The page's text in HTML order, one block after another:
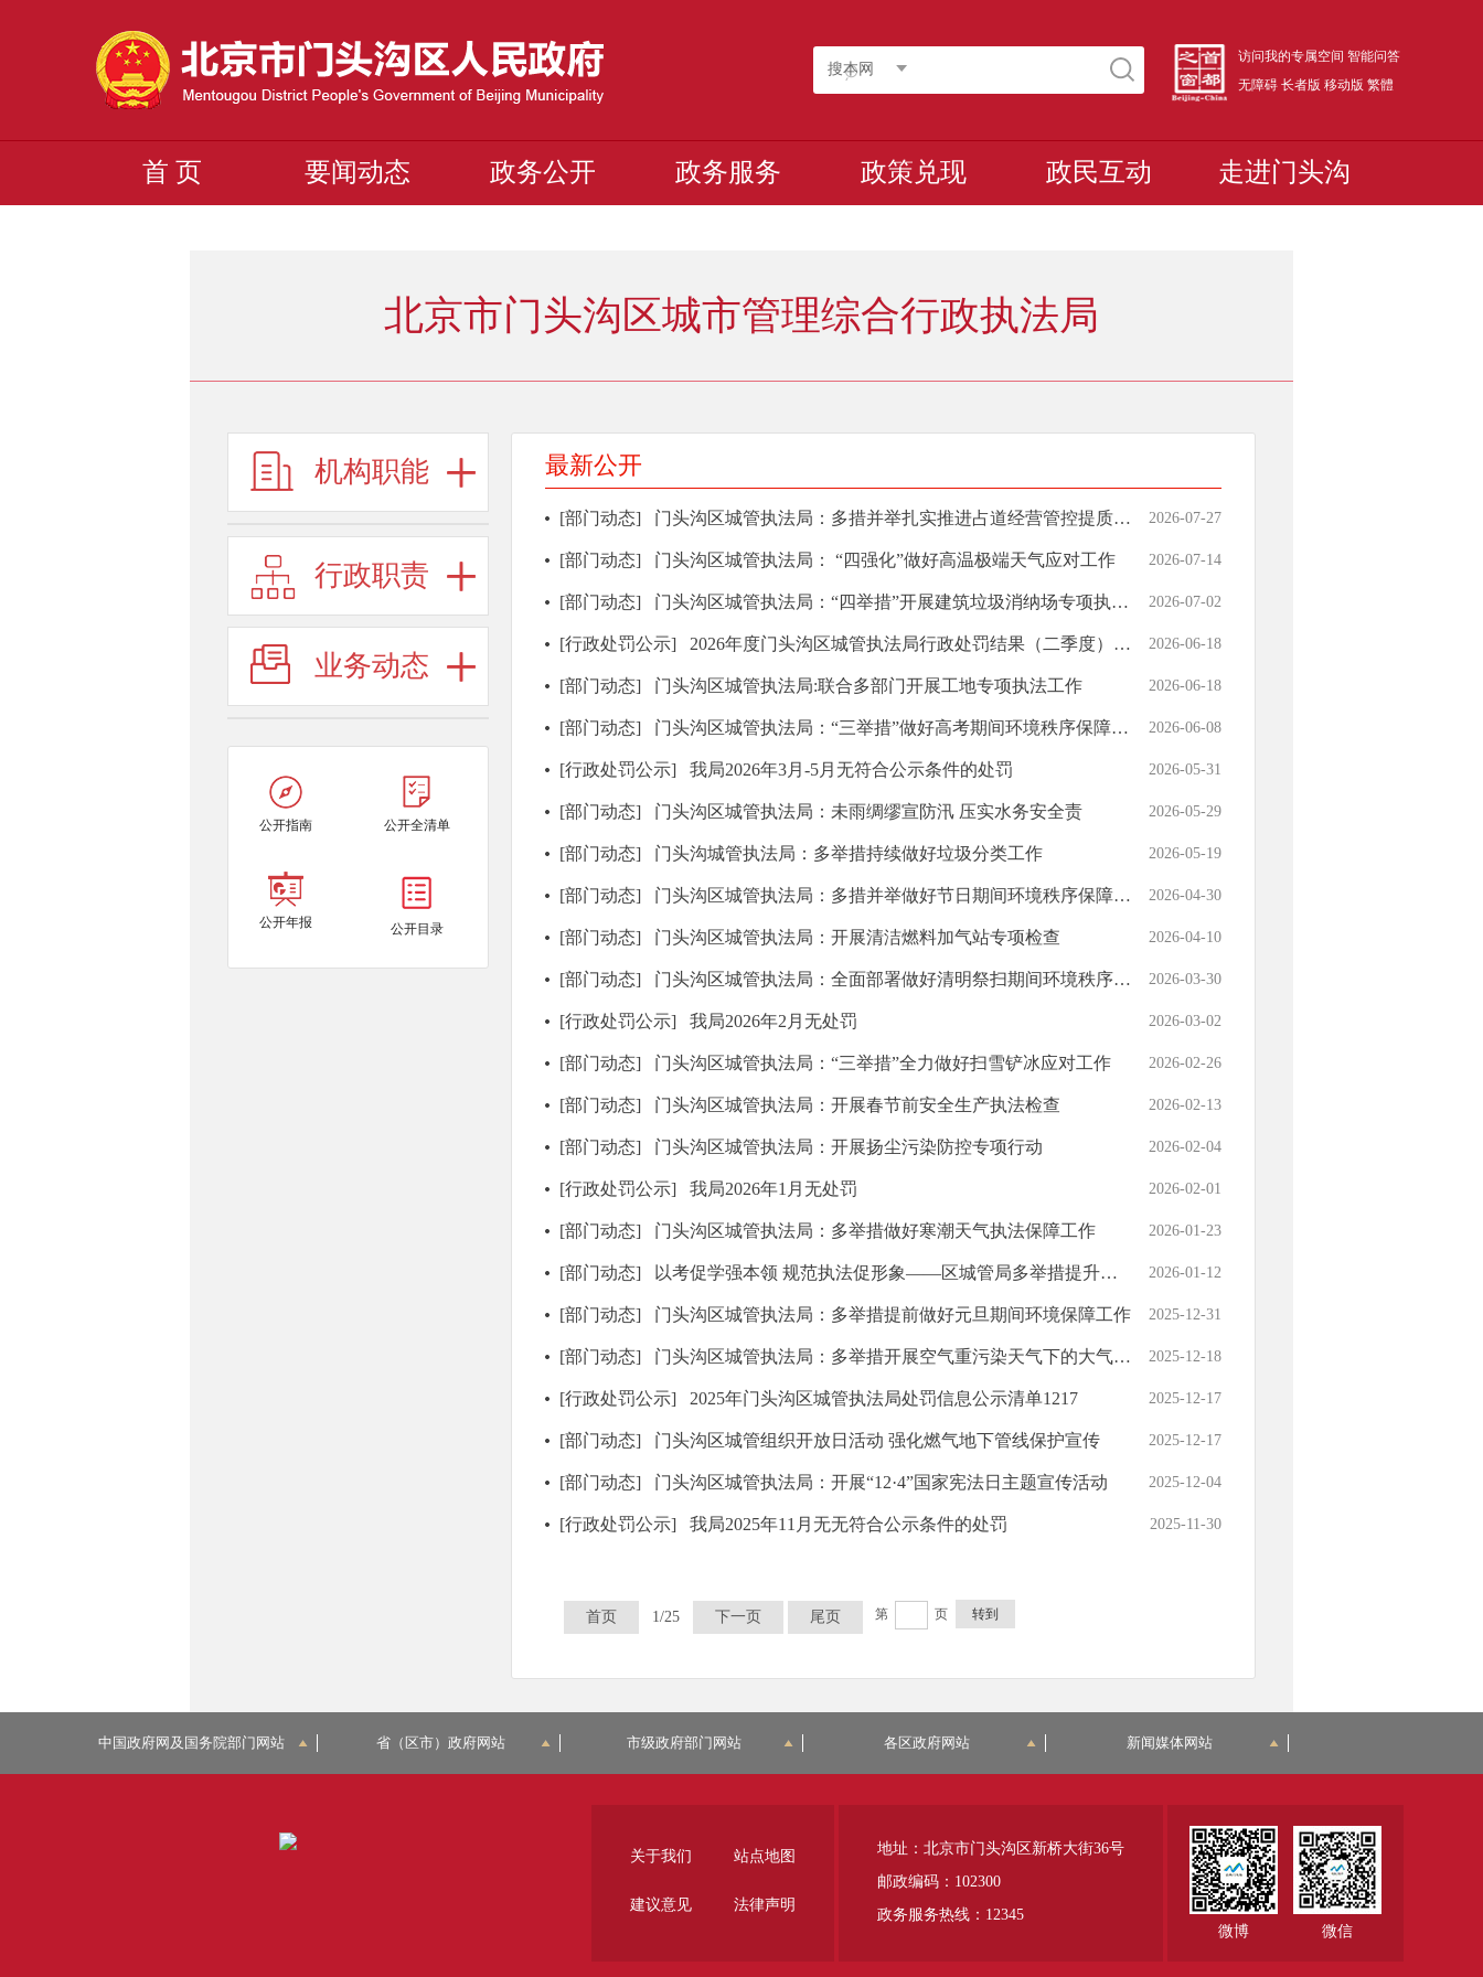
搜本网
访问我的专属空间 智能问答
无障碍 长者版 移动版 繁體
首 页 要闻动态 政务公开 政务服务 政策兑现 政民互动 走进门头沟
北京市门头沟区城市管理综合行政执法局
机构职能
行政职责
业务动态
公开指南 公开全清单
公开年报 公开目录
最新公开
[部门动态] 门头沟区城管执法局：多措并举扎实推进占道经营管控提质增效 2026-07-27
[部门动态] 门头沟区城管执法局： “四强化”做好高温极端天气应对工作 2026-07-14
[部门动态] 门头沟区城管执法局：“四举措”开展建筑垃圾消纳场专项执法检查 2026-07-02
[行政处罚公示] 2026年度门头沟区城管执法局行政处罚结果（二季度）0618 2026-06-18
[部门动态] 门头沟区城管执法局:联合多部门开展工地专项执法工作 2026-06-18
[部门动态] 门头沟区城管执法局：“三举措”做好高考期间环境秩序保障工作 2026-06-08
[行政处罚公示] 我局2026年3月-5月无符合公示条件的处罚 2026-05-31
[部门动态] 门头沟区城管执法局：未雨绸缪宣防汛 压实水务安全责 2026-05-29
[部门动态] 门头沟城管执法局：多举措持续做好垃圾分类工作 2026-05-19
[部门动态] 门头沟区城管执法局：多措并举做好节日期间环境秩序保障工作 2026-04-30
[部门动态] 门头沟区城管执法局：开展清洁燃料加气站专项检查 2026-04-10
[部门动态] 门头沟区城管执法局：全面部署做好清明祭扫期间环境秩序保障工作 2026-03-30
[行政处罚公示] 我局2026年2月无处罚 2026-03-02
[部门动态] 门头沟区城管执法局：“三举措”全力做好扫雪铲冰应对工作 2026-02-26
[部门动态] 门头沟区城管执法局：开展春节前安全生产执法检查 2026-02-13
[部门动态] 门头沟区城管执法局：开展扬尘污染防控专项行动 2026-02-04
[行政处罚公示] 我局2026年1月无处罚 2026-02-01
[部门动态] 门头沟区城管执法局：多举措做好寒潮天气执法保障工作 2026-01-23
[部门动态] 以考促学强本领 规范执法促形象——区城管局多举措提升执法队伍专业化水平 2026-01-12
[部门动态] 门头沟区城管执法局：多举措提前做好元旦期间环境保障工作 2025-12-31
[部门动态] 门头沟区城管执法局：多举措开展空气重污染天气下的大气污染防治工作 2025-12-18
[行政处罚公示] 2025年门头沟区城管执法局处罚信息公示清单1217 2025-12-17
[部门动态] 门头沟区城管组织开放日活动 强化燃气地下管线保护宣传 2025-12-17
[部门动态] 门头沟区城管执法局：开展“12·4”国家宪法日主题宣传活动 2025-12-04
[行政处罚公示] 我局2025年11月无无符合公示条件的处罚 2025-11-30
首页 1/25 下一页 尾页 第 页 转到
中国政府网及国务院部门网站 省（区市）政府网站 市级政府部门网站 各区政府网站 新闻媒体网站
微博 微信
地址：北京市门头沟区新桥大街36号
邮政编码：102300
政务服务热线：12345
关于我们 站点地图
建议意见 法律声明